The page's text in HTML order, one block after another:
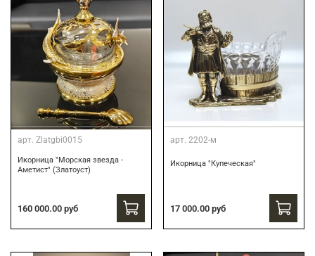
арт. Zlatgbi0015
Икорница "Морская звезда -
Аметист" (Златоуст)
160 000.00 руб
арт. 2202-м
Икорница "Купеческая"
17 000.00 руб